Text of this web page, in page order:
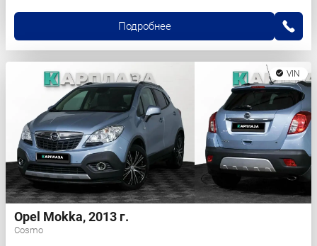
Подробнее
VIN
Opel Mokka, 2013 г.
Cosmo